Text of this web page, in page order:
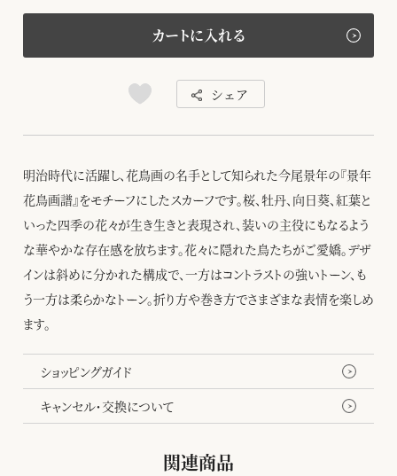
カートに入れる
シェア
明治時代に活躍し、花鳥画の名手として知られた今尾景年の『景年
花鳥画譜』をモチーフにしたスカーフです。桜、牡丹、向日葵、紅葉と
いった四季の花々が生き生きと表現され、装いの主役にもなるよう
な華やかな存在感を放ちます。花々に隠れた鳥たちがご愛嬌。デザ
インは斜めに分かれた構成で、一方はコントラストの強いトーン、も
う一方は柔らかなトーン。折り方や巻き方でさまざまな表情を楽しめ
ます。
ショッピングガイド
キャンセル・交換について
関連商品